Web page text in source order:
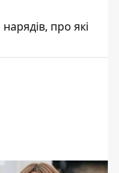
про які